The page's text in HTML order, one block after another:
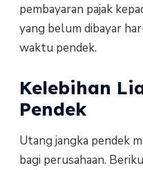
pembayaran pajak
yang belum dibayar
waktu pendek.
Kelebihan
Pendek
Utang jangka pendek
bagi perusahaan.